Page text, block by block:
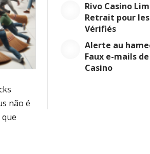
não é
Rivo Casino
Retrait pour les
Vérifiés
Alerte au
Faux e-mails
Casino